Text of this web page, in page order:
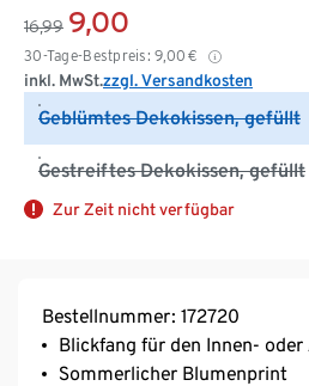
16,99 9,00
30-Tage-Bestpreis: 9,00 €
inkl. MwSt.zzgl. Versandkosten
Geblümtes Dekokissen, gefüllt
Gestreiftes Dekokissen, gefüllt
Zur Zeit nicht verfügbar
Bestellnummer: 172720
Blickfang für den Innen- oder
Sommerlicher Blumenprint